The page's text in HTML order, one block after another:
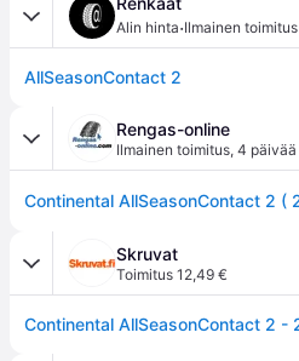
Alin hinta·Ilmainen toimitus
AllSeasonContact 2
Rengas-online
Ilmainen toimitus, 4 päivää
Skruvat
Toimitus 12,49 €